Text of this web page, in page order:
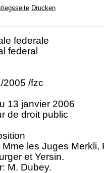
Drucken
federale
federal
2005 /fzc
13 janvier 2006
de droit public
Mme les Juges Merkli,
et Yersin.
M. Dubey.